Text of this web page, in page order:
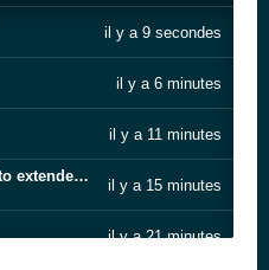
il y a 9 secondes
il y a 6 minutes
il y a 11 minutes
Push the Love (Seb Zito extended remix)
il y a 15 minutes
il y a 21 minutes